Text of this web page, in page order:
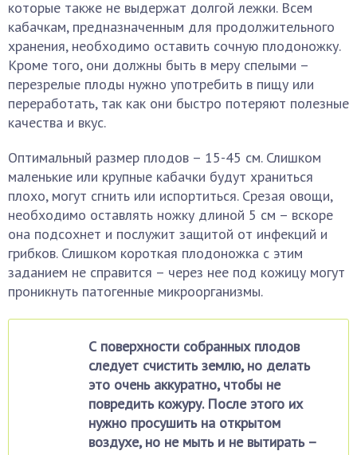
которые также не выдержат долгой лежки. Всем
кабачкам, предназначенным для продолжительного
хранения, необходимо оставить сочную плодоножку.
Кроме того, они должны быть в меру спелыми –
перезрелые плоды нужно употребить в пищу или
переработать, так как они быстро потеряют полезные
качества и вкус.
Оптимальный размер плодов – 15-45 см. Слишком
маленькие или крупные кабачки будут храниться
плохо, могут сгнить или испортиться. Срезая овощи,
необходимо оставлять ножку длиной 5 см – вскоре
она подсохнет и послужит защитой от инфекций и
грибков. Слишком короткая плодоножка с этим
заданием не справится – через нее под кожицу могут
проникнуть патогенные микроорганизмы.
С поверхности собранных плодов
следует счистить землю, но делать
это очень аккуратно, чтобы не
повредить кожуру. После этого их
нужно просушить на открытом
воздухе, но не мыть и не вытирать –